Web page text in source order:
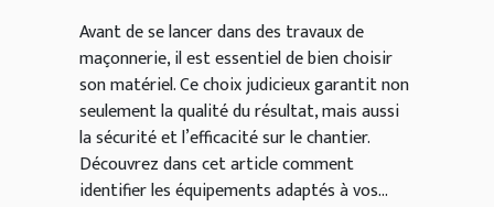
Avant de se lancer dans des travaux de
maçonnerie, il est essentiel de bien choisir
son matériel. Ce choix judicieux garantit non
seulement la qualité du résultat, mais aussi
la sécurité et l’efficacité sur le chantier.
Découvrez dans cet article comment
identifier les équipements adaptés à vos...